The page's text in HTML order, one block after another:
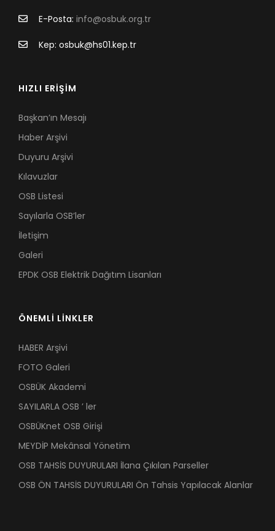
E-Posta: info@osbuk.org.tr
Kep: osbuk@hs01.kep.tr
HIZLI ERİŞİM
Başkan’ın Mesajı
Haber Arşivi
Duyuru Arşivi
Kılavuzlar
OSB Listesi
Sayılarla OSB’ler
İletişim
Galeri
EPDK OSB Elektrik Dağıtım Lisanları
ÖNEMLİ LİNKLER
HABER Arşivi
FOTO Galeri
OSBÜK Akademi
SAYILARLA OSB ’ ler
OSBÜKnet OSB Girişi
MEYDİP Mekânsal Yönetim
OSB TAHSİS DUYURULARI İlana Çıkılan Parseller
OSB ÖN TAHSİS DUYURULARI Ön Tahsis Yapılacak Alanlar